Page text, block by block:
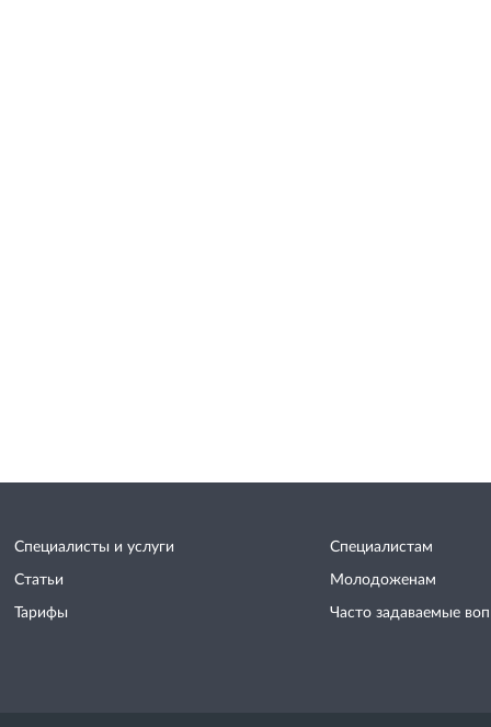
Специалисты и услуги
Статьи
Тарифы
Специалистам
Молодоженам
Часто задаваемые